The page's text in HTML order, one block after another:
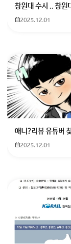
조상님들께
회원가
창원대 수시 .. 창원
2025.12.01
애니?리뷰 유튜버
2025.12.01